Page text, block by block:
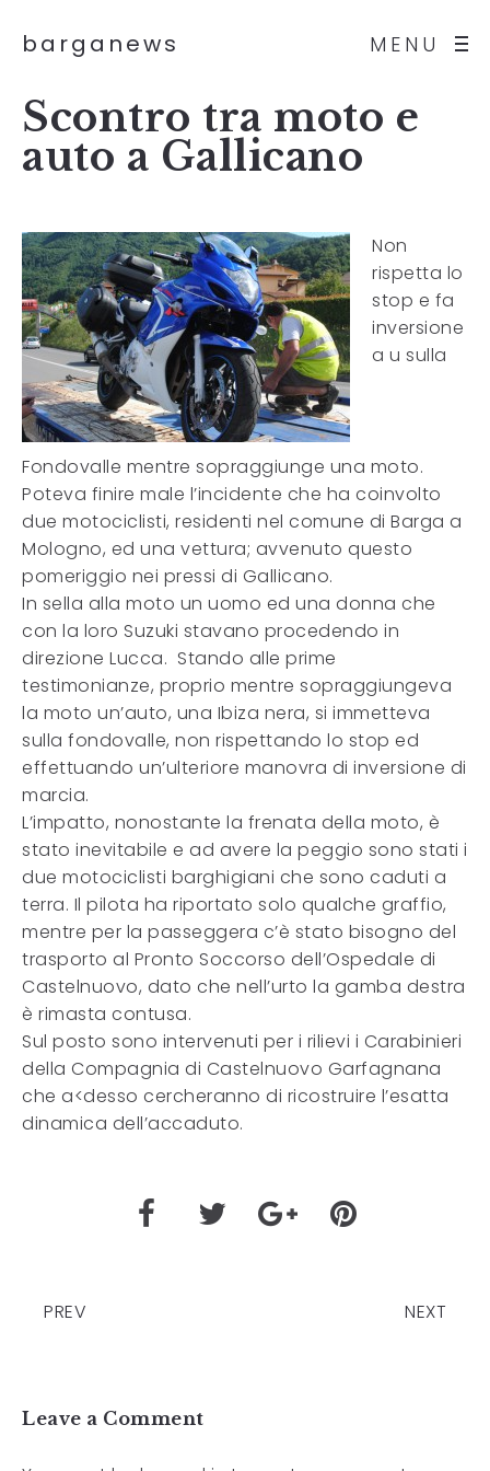
MENU
barganews
Scontro tra moto e
auto a Gallicano
Non
rispetta lo
stop e fa
inversione
a u sulla
Fondovalle mentre sopraggiunge una moto.
Poteva finire male l’incidente che ha coinvolto
due motociclisti, residenti nel comune di Barga a
Mologno, ed una vettura; avvenuto questo
pomeriggio nei pressi di Gallicano.
In sella alla moto un uomo ed una donna che
con la loro Suzuki stavano procedendo in
direzione Lucca. Stando alle prime
testimonianze, proprio mentre sopraggiungeva
la moto un’auto, una Ibiza nera, si immetteva
sulla fondovalle, non rispettando lo stop ed
effettuando un’ulteriore manovra di inversione di
marcia.
L’impatto, nonostante la frenata della moto, è
stato inevitabile e ad avere la peggio sono stati i
due motociclisti barghigiani che sono caduti a
terra. Il pilota ha riportato solo qualche graffio,
mentre per la passeggera c’è stato bisogno del
trasporto al Pronto Soccorso dell’Ospedale di
Castelnuovo, dato che nell’urto la gamba destra
è rimasta contusa.
Sul posto sono intervenuti per i rilievi i Carabinieri
della Compagnia di Castelnuovo Garfagnana
che a<desso cercheranno di ricostruire l’esatta
dinamica dell’accaduto.
PREV NEXT
Leave a Comment